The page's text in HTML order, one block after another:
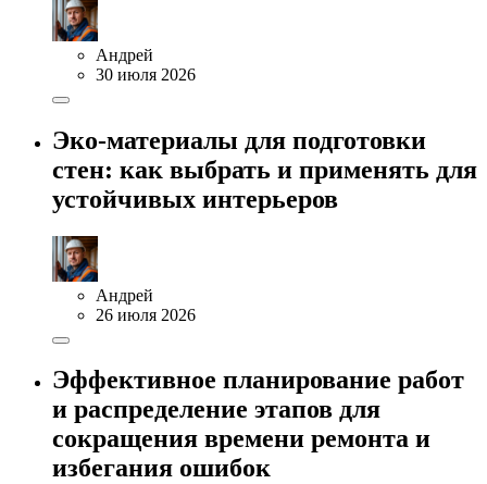
Андрей
30 июля 2026
Эко-материалы для подготовки
стен: как выбрать и применять для
устойчивых интерьеров
Андрей
26 июля 2026
Эффективное планирование работ
и распределение этапов для
сокращения времени ремонта и
избегания ошибок